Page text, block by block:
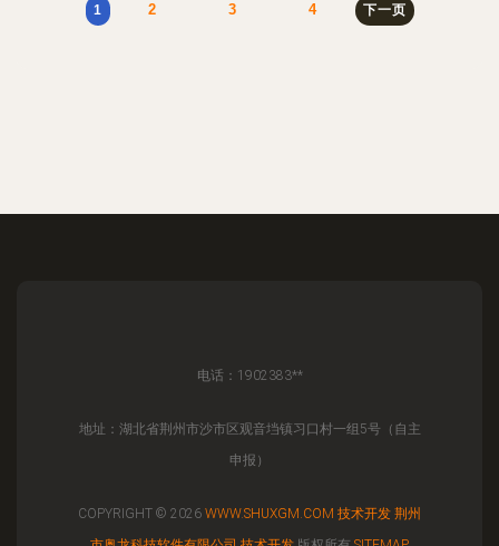
1 2 3 4 下一页
电话：1902383**
地址：湖北省荆州市沙市区观音垱镇习口村一组5号（自主
申报）
COPYRIGHT © 2026 WWW.SHUXGM.COM 技术开发 荆州